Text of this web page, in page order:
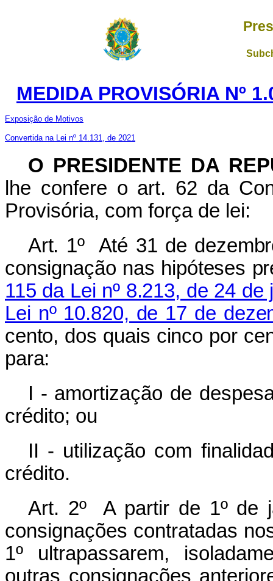
MEDIDA PROVISÓRIA Nº
Exposição de Motivos
Convertida na Lei nº 14.131, de 2021
O PRESIDENTE DA
lhe confere o art. 62 da
Provisória, com força de lei:
Art. 1º Até 31 de
consignação nas hipóteses
115 da Lei nº 8.213, de 24 de
Lei nº 10.820, de 17 de
cento, dos quais cinco por
para:
I - amortização de
crédito; ou
II - utilização com
crédito.
Art. 2º A partir de 1º de
consignações contratadas
1º ultrapassarem,
outras consignações